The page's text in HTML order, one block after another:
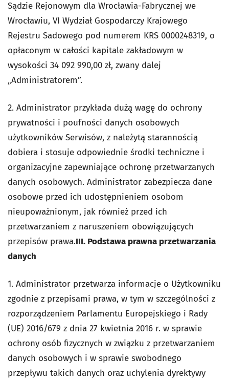
Sądzie Rejonowym dla Wrocławia-Fabrycznej we
Wrocławiu, VI Wydział Gospodarczy Krajowego
Rejestru Sadowego pod numerem KRS 0000248319, o
opłaconym w całości kapitale zakładowym w
wysokości 34 092 990,00 zł, zwany dalej
„Administratorem”.
2. Administrator przykłada dużą wagę do ochrony
prywatności i poufności danych osobowych
użytkowników Serwisów, z należytą starannością
dobiera i stosuje odpowiednie środki techniczne i
organizacyjne zapewniające ochronę przetwarzanych
danych osobowych. Administrator zabezpiecza dane
osobowe przed ich udostępnieniem osobom
nieupoważnionym, jak również przed ich
przetwarzaniem z naruszeniem obowiązujących
przepisów prawa.III. Podstawa prawna przetwarzania
danych
1. Administrator przetwarza informacje o Użytkowniku
zgodnie z przepisami prawa, w tym w szczególności z
rozporządzeniem Parlamentu Europejskiego i Rady
(UE) 2016/679 z dnia 27 kwietnia 2016 r. w sprawie
ochrony osób fizycznych w związku z przetwarzaniem
danych osobowych i w sprawie swobodnego
przepływu takich danych oraz uchylenia dyrektywy